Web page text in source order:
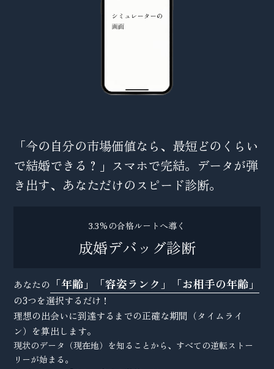
「今の自分の市場価値なら、最短どのくらい
で結婚できる？」スマホで完結。データが弾
き出す、あなただけのスピード診断。
3.3%の合格ルートへ導く
成婚デバッグ診断
あなたの 「年齢」「容姿ランク」「お相手の年齢」
の3つを選択するだけ！
理想の出会いに到達するまでの正確な期間（タイムライ
ン）を算出します。
現状のデータ（現在地）を知ることから、すべての逆転ストー
リーが始まる。